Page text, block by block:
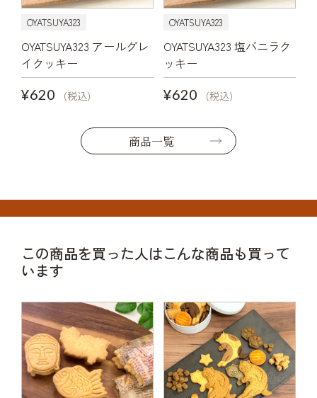
OYATSUYA323
OYATSUYA323 アールグレ
イクッキー
¥620
(税込)
OYATSUYA323
OYATSUYA323 塩バニラク
ッキー
¥620
(税込)
商品一覧
この商品を買った人はこんな商品も買って
います